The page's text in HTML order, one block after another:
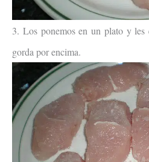
3. Los ponemos en un plato y les
gorda por encima.